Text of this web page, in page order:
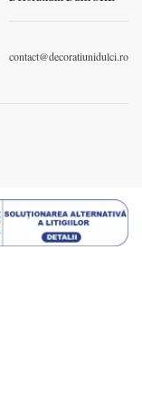
contact@decoratiunidulci.ro